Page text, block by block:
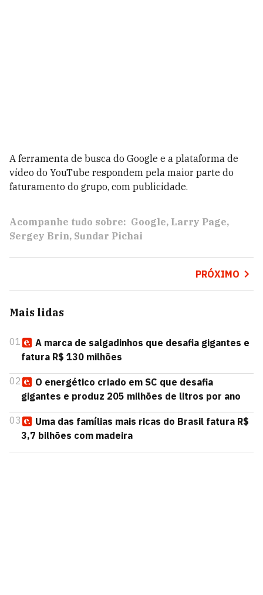
A ferramenta de busca do Google e a plataforma de
vídeo do YouTube respondem pela maior parte do
faturamento do grupo, com publicidade.
Acompanhe tudo sobre: Google Larry Page
Sergey Brin Sundar Pichai
PRÓXIMO
Mais lidas
01
A marca de salgadinhos que desafia gigantes e
fatura R$ 130 milhões
02
O energético criado em SC que desafia
gigantes e produz 205 milhões de litros por ano
03
Uma das famílias mais ricas do Brasil fatura R$
3,7 bilhões com madeira